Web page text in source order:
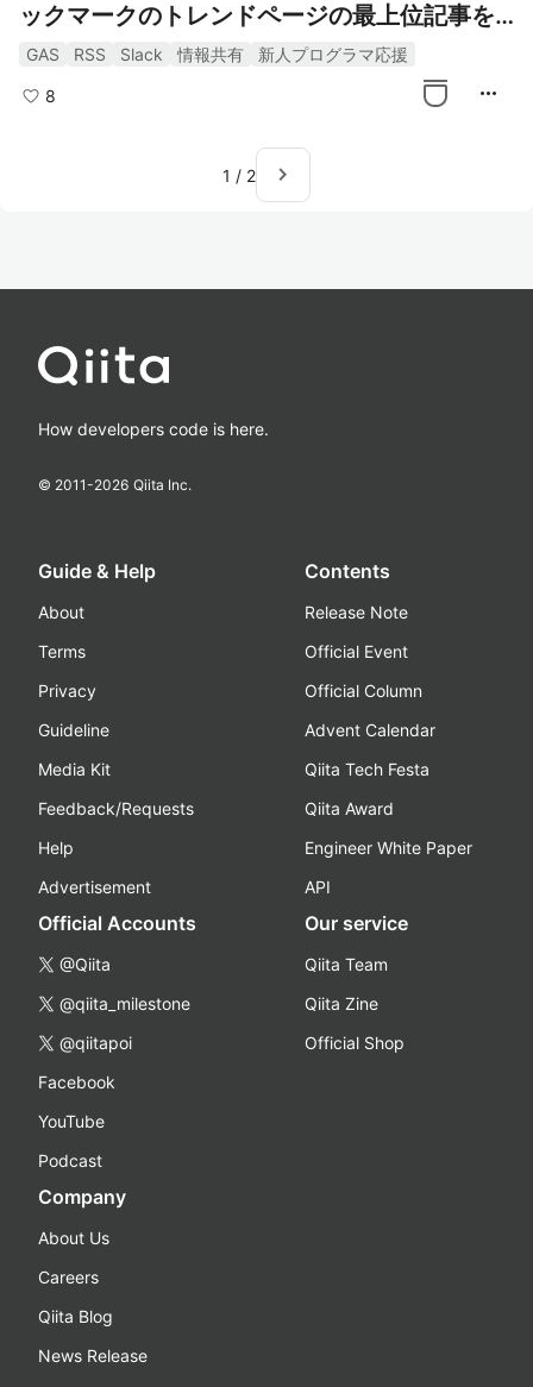
ックマークのトレンドページの最上位記事をS
lackに通知する
GAS RSS Slack 情報共有 新人プログラマ応援
8 more_horiz
1 / 2 navigate_next
How developers code is here.
© 2011-2026 Qiita Inc.
Guide & Help
About
Terms
Privacy
Guideline
Media Kit
Feedback/Requests
Help
Advertisement
Contents
Release Note
Official Event
Official Column
Advent Calendar
Qiita Tech Festa
Qiita Award
Engineer White Paper
API
Official Accounts
@Qiita
@qiita_milestone
@qiitapoi
Facebook
YouTube
Podcast
Our service
Qiita Team
Qiita Zine
Official Shop
Company
About Us
Careers
Qiita Blog
News Release